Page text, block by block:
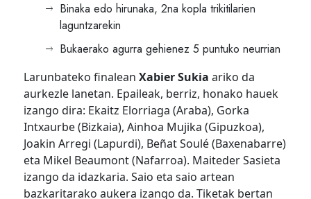
Binaka edo hirunaka, 2na kopla trikitilarien
laguntzarekin
Bukaerako agurra gehienez 5 puntuko neurrian
Larunbateko finalean Xabier Sukia ariko da
aurkezle lanetan. Epaileak, berriz, honako hauek
izango dira: Ekaitz Elorriaga (Araba), Gorka
Intxaurbe (Bizkaia), Ainhoa Mujika (Gipuzkoa),
Joakin Arregi (Lapurdi), Beñat Soulé (Baxenabarre)
eta Mikel Beaumont (Nafarroa). Maiteder Sasieta
izango da idazkaria. Saio eta saio artean
bazkaritarako aukera izango da. Tiketak bertan